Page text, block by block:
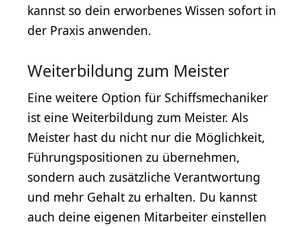
kannst so dein erworbenes Wissen sofort in
der Praxis anwenden.
Weiterbildung zum Meister
Eine weitere Option für Schiffsmechaniker
ist eine Weiterbildung zum Meister. Als
Meister hast du nicht nur die Möglichkeit,
Führungspositionen zu übernehmen,
sondern auch zusätzliche Verantwortung
und mehr Gehalt zu erhalten. Du kannst
auch deine eigenen Mitarbeiter einstellen